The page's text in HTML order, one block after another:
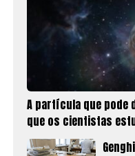
A partícula que pode
que os cientistas